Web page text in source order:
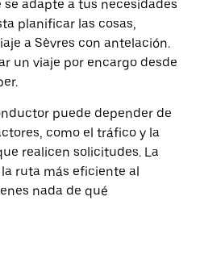
adapte a tus necesidades
planificar las cosas,
a Sèvres con antelación.
un viaje por encargo desde
puede depender de
como el tráfico y la
realicen solicitudes. La
ruta más eficiente al
nada de qué